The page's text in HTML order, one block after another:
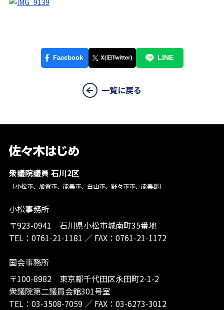
一覧に戻る
衆議院議員 石川2区
（小松市、加賀市、能美市、白山市、野々市市、能美郡）
小松事務所
〒923-0941 石川県小松市城南町35番地
TEL： 0761-21-1181 ／ FAX：0761-21-1172
国会事務所
〒100-8982 東京都千代田区永田町2-1-2
衆議院第二議員会館301号室
TEL： 03-3508-7059／ FAX：03-6273-3012